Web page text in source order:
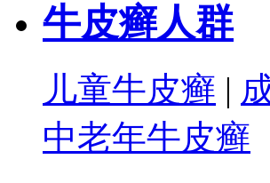
牛皮癣人群
儿童牛皮癣 |
中老年牛皮癣